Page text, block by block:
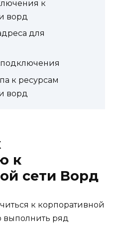
к
ворд
для
подключения
к ресурсам
ворд
к
сети Ворд
к корпоративной
выполнить ряд